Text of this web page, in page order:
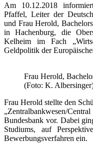
Am 10.12.2018
Pfaffel, Leiter der
und Frau Herold,
in Hachenburg, die
Kelheim im Fach
Geldpolitik der
Frau Herold,
(Foto: K.
Frau Herold stellte den
„Zentralbankwesen/
Bundesbank vor. Dabei
Studiums, auf
Bewerbungsverfahren ein.